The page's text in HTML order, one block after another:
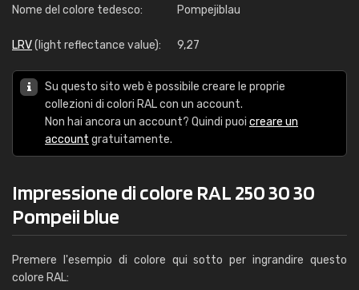
Nome del colore tedesco:
Pompejiblau
LRV(light reflectance value): 9,27
Su questo sito web è possibile creare le proprie
collezioni di colori RAL con un account.
Non hai ancora un account? Quindi puoi creare un
account gratuitamente.
Impressione di colore RAL 250 30 30
Pompeii blue
Premere l'esempio di colore qui sotto per ingrandire questo
colore RAL: